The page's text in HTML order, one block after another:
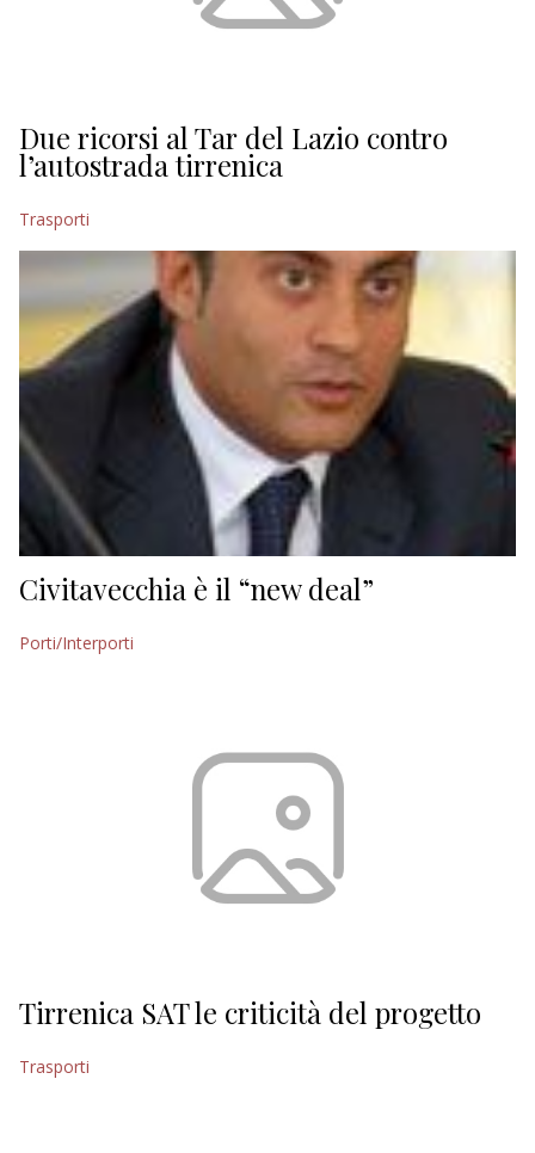
Due ricorsi al Tar del Lazio contro
l’autostrada tirrenica
Trasporti
Civitavecchia è il “new deal”
Porti/Interporti
Tirrenica SAT le criticità del progetto
Trasporti